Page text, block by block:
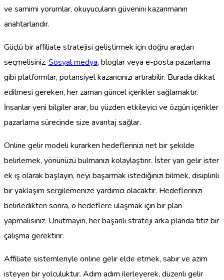
ve samimi yorumlar, okuyucuların güvenini kazanmanın
anahtarlarıdır.
Güçlü bir affiliate stratejisi geliştirmek için doğru araçları
seçmelisiniz. Sosyal medya, bloglar veya e-posta pazarlama
gibi platformlar, potansiyel kazancınızı artırabilir. Burada dikkat
edilmesi gereken, her zaman güncel içerikler sağlamaktır.
İnsanlar yeni bilgiler arar, bu yüzden etkileyici ve özgün içerikler
pazarlama sürecinde size avantaj sağlar.
Online gelir modeli kurarken hedeflerinizi net bir şekilde
belirlemek, yönünüzü bulmanızı kolaylaştırır. İster yan gelir ister
ek iş olarak başlayın, neyi başarmak istediğinizi bilmek, disiplinli
bir yaklaşım sergilemenize yardımcı olacaktır. Hedeflerinizi
belirledikten sonra, o hedeflere ulaşmak için bir plan
yapmalısınız. Unutmayın, her başarılı strateji arka planda titiz bir
çalışma gerektirir.
Affiliate sistemleriyle online gelir elde etmek, sabır ve azim
isteyen bir yolculuktur. Adım adım ilerleyerek, düzenli gelir